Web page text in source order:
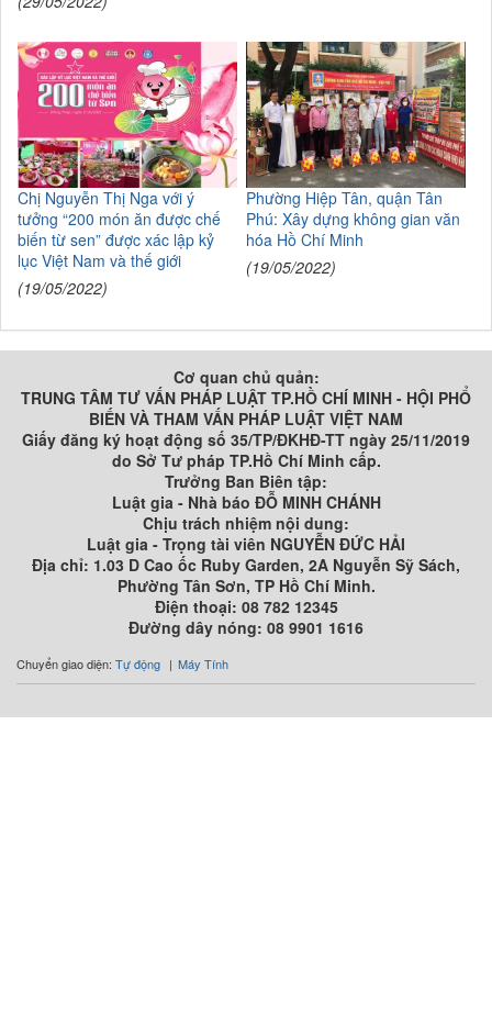
Chị Nguyễn Thị Nga với ý
tưởng “200 món ăn được chế
biến từ sen” được xác lập kỷ
lục Việt Nam và thế giới
(19/05/2022)
Phường Hiệp Tân, quận Tân
Phú: Xây dựng không gian văn
hóa Hồ Chí Minh
(19/05/2022)
Cơ quan chủ quản:
TRUNG TÂM TƯ VẤN PHÁP LUẬT TP.HỒ CHÍ MINH - HỘI PHỔ
BIẾN VÀ THAM VẤN PHÁP LUẬT VIỆT NAM
Giấy đăng ký hoạt động số 35/TP/ĐKHĐ-TT ngày 25/11/2019
do Sở Tư pháp TP.Hồ Chí Minh cấp.
Trưởng Ban Biên tập:
Luật gia - Nhà báo ĐỖ MINH CHÁNH
Chịu trách nhiệm nội dung:
Luật gia - Trọng tài viên NGUYỄN ĐỨC HẢI
Địa chỉ: 1.03 D Cao ốc Ruby Garden, 2A Nguyễn Sỹ Sách,
Phường Tân Sơn, TP Hồ Chí Minh.
Điện thoại: 08 782 12345
Đường dây nóng: 08 9901 1616
Chuyển giao diện: Tự động Máy Tính